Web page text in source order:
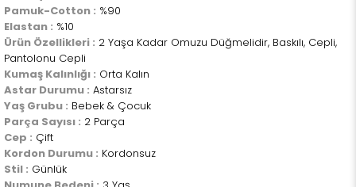
Pamuk-Cotton : %90
Elastan : %10
Ürün Özellikleri : 2 Yaşa Kadar Omuzu Düğmelidir, Baskılı, Cepli,
Pantolonu Cepli
Kumaş Kalınlığı : Orta Kalın
Astar Durumu : Astarsız
Yaş Grubu : Bebek & Çocuk
Parça Sayısı : 2 Parça
Cep : Çift
Kordon Durumu : Kordonsuz
Stil : Günlük